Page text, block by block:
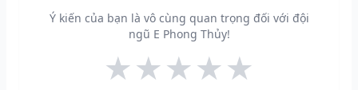
Ý kiến của bạn là vô cùng quan trọng đối với đội
ngũ E Phong Thủy!
★★★★★